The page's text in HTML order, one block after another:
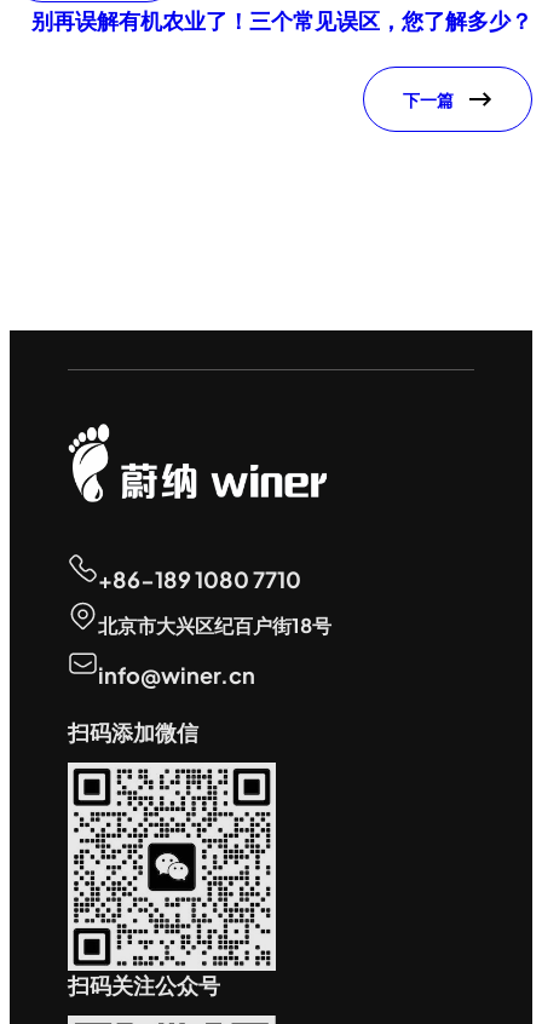
别再误解有机农业了！三个常见误区，您了解多少？
下一篇
+86-189 1080 7710
北京市大兴区纪百户街18号
info@winer.cn
扫码添加微信
扫码关注公众号